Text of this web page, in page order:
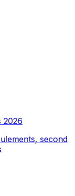
2026
second